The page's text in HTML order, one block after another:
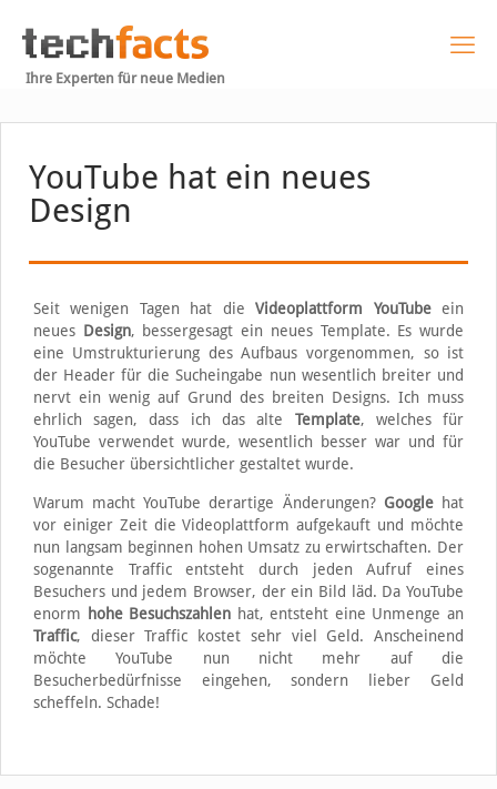
Ihre Experten für neue Medien
YouTube hat ein neues
Design
Seit wenigen Tagen hat dieVideoplattform YouTubeein
neues Design, bessergesagt ein neues Template. Es wurde
eine Umstrukturierung des Aufbaus vorgenommen, so ist
der Header für die Sucheingabe nun wesentlich breiter und
nervt ein wenig auf Grund des breiten Designs. Ich muss
ehrlich sagen, dass ich das alte Template, welches für
YouTube verwendet wurde, wesentlich besser war und für
die Besucher übersichtlicher gestaltet wurde.
Warum macht YouTube derartige Änderungen? Googlehat
vor einiger Zeit die Videoplattform aufgekauft und möchte
nun langsam beginnen hohen Umsatz zu erwirtschaften. Der
sogenannte Traffic entsteht durch jeden Aufruf eines
Besuchers und jedem Browser, der ein Bild läd. Da YouTube
enorm
hohe Besuchszahlen hat, entsteht eine Unmenge an
Traffic, dieser Traffic kostet sehr viel Geld. Anscheinend
möchte YouTube nun nicht mehr auf die
Besucherbedürfnisse eingehen, sondern lieber Geld
scheffeln. Schade!